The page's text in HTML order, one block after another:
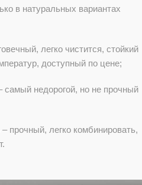
в натуральных вариантах
легко чистится, стойкий
доступный по цене;
недорогой, но не прочный
прочный, легко комбинировать,